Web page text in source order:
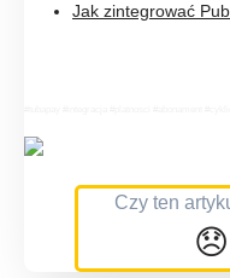
Jak zintegrować
Czy ten
😞